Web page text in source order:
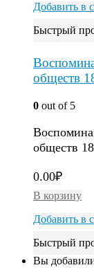
Добавить в
Быстрый
обществ
0 out of 5
обществ
0.00₽
В корзину
Добавить в
Быстрый
Вы